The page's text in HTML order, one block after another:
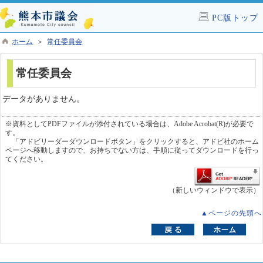
PC版トップ
ホーム ＞常任委員会
常任委員会
データがありません。
※資料としてPDFファイルが添付されている場合は、Adobe Acrobat(R)が必要で
す。
「アドビリーダーダウンロードボタン」をクリックすると、アドビ社のホーム
ページへ移動しますので、お持ちでない方は、手順に従ってダウンロードを行っ
てください。
（新しいウィンドウで表示）
▲ページの先頭へ